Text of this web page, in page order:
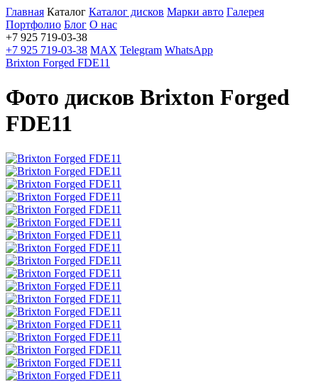
Главная Каталог Каталог дисков Марки авто Галерея
Портфолио Блог О нас
+7 925 719-03-38
+7 925 719-03-38 MAX Telegram WhatsApp
Brixton Forged FDE11
Фото дисков Brixton Forged
FDE11